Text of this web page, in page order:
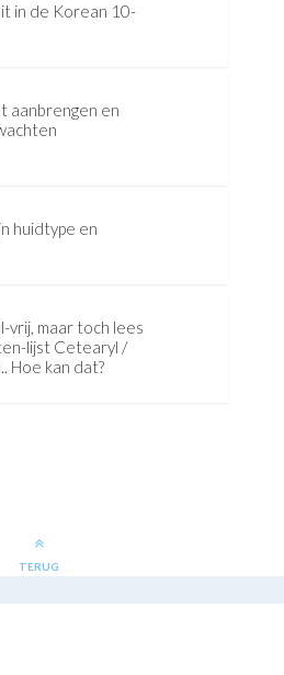
in de Korean 10-
aanbrengen en
huidtype en
vrij, maar toch lees
lijst Cetearyl /
Hoe kan dat?
TERUG